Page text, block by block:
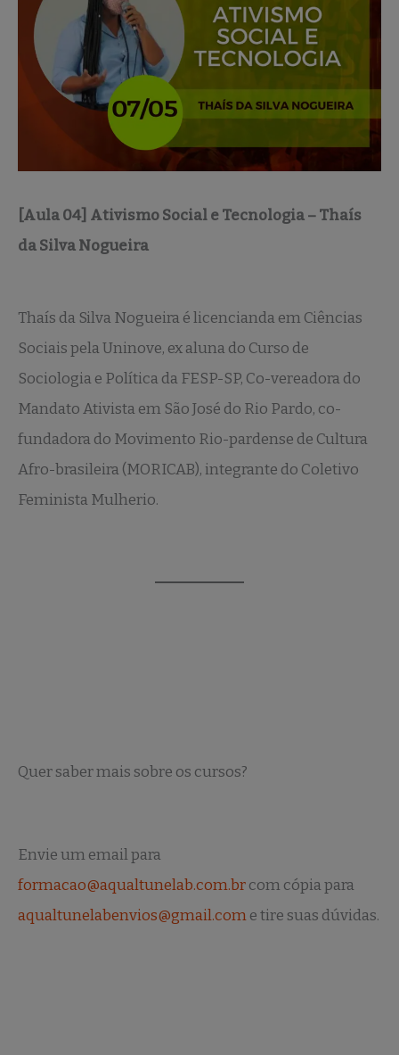
[Aula 04] Ativismo Social e Tecnologia – Thaís
da Silva Nogueira
Thaís da Silva Nogueira é licencianda em Ciências
Sociais pela Uninove, ex aluna do Curso de
Sociologia e Política da FESP-SP, Co-vereadora do
Mandato Ativista em São José do Rio Pardo, co-
fundadora do Movimento Rio-pardense de Cultura
Afro-brasileira (MORICAB), integrante do Coletivo
Feminista Mulherio.
Quer saber mais sobre os cursos?
Envie um email para
formacao@aqualtunelab.com.brcom cópia para
aqualtunelabenvios@gmail.come tire suas dúvidas.